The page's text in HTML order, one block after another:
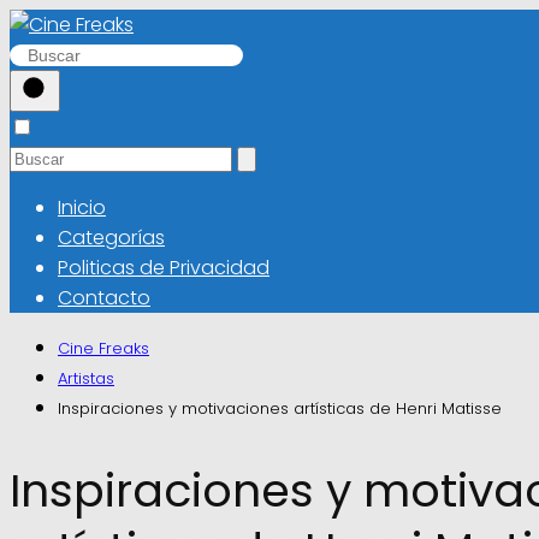
Inicio
Categorías
Politicas de Privacidad
Contacto
Cine Freaks
Artistas
Inspiraciones y motivaciones artísticas de Henri Matisse
Inspiraciones y